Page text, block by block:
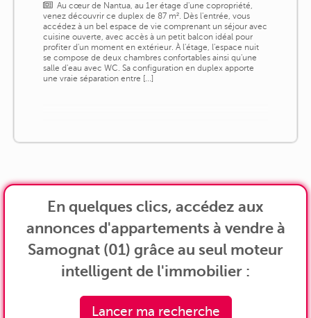
Au cœur de Nantua, au 1er étage d'une copropriété,
venez découvrir ce duplex de 87 m². Dès l'entrée, vous
accédez à un bel espace de vie comprenant un séjour avec
cuisine ouverte, avec accès à un petit balcon idéal pour
profiter d'un moment en extérieur. À l'étage, l'espace nuit
se compose de deux chambres confortables ainsi qu'une
salle d'eau avec WC. Sa configuration en duplex apporte
une vraie séparation entre [...]
En quelques clics, accédez aux
annonces d'appartements à vendre à
Samognat (01) grâce au seul moteur
intelligent de l'immobilier :
Lancer ma recherche